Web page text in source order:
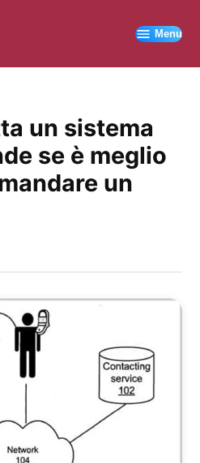
Menu
un sistema
se è meglio
un